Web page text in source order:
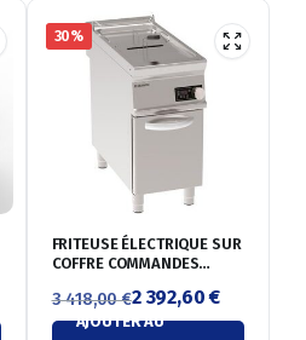
30%
FRITEUSE ÉLECTRIQUE SUR
COFFRE COMMANDES
3 418,00€
Le
2 392,60€
Le AJOUTER AU